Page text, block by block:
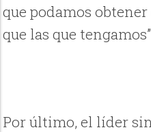
que podamos
que las que
Por último, el líder